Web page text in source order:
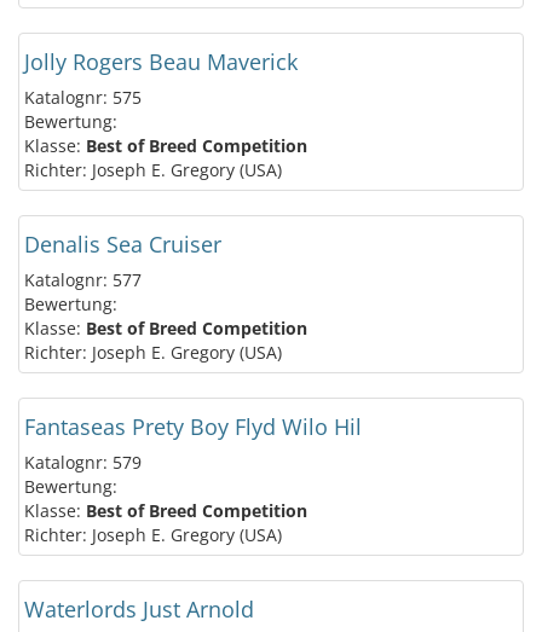
Jolly Rogers Beau Maverick
Katalognr: 575
Bewertung:
Klasse: Best of Breed Competition
Richter: Joseph E. Gregory (USA)
Denalis Sea Cruiser
Katalognr: 577
Bewertung:
Klasse: Best of Breed Competition
Richter: Joseph E. Gregory (USA)
Fantaseas Prety Boy Flyd Wilo Hil
Katalognr: 579
Bewertung:
Klasse: Best of Breed Competition
Richter: Joseph E. Gregory (USA)
Waterlords Just Arnold